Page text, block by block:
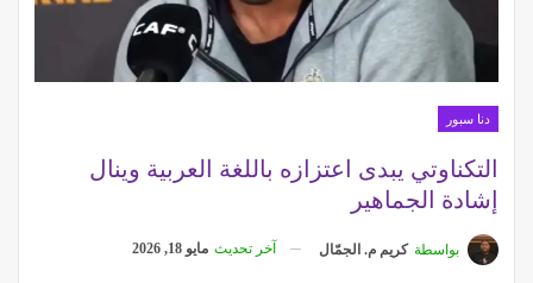
دنا سبور
التكناوتي يبدى اعتزازه باللغة العربية وينال
إشادة الجماهير
بواسطة كريم م. الجمّال آخر تحديث مايو 18, 2026